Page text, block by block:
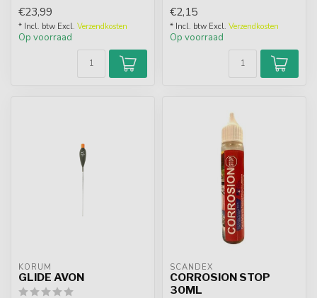
€23,99
* Incl. btw Excl. Verzendkosten
Op voorraad
Fineli...
€2,15
* Incl. btw Excl. Verzendkosten
Op voorraad
KORUM
GLIDE AVON
SCANDEX
CORROSION STOP
30ML